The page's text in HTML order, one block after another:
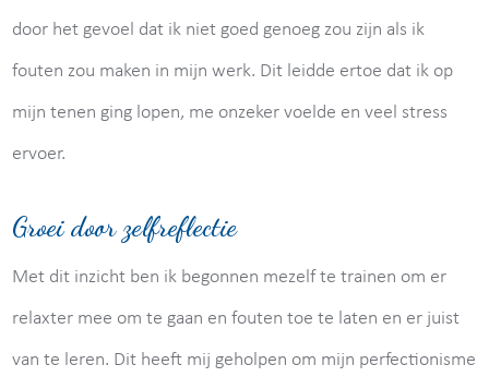
door het gevoel dat ik niet goed genoeg zou zijn als ik
fouten zou maken in mijn werk. Dit leidde ertoe dat ik op
mijn tenen ging lopen, me onzeker voelde en veel stress
ervoer.
Groei door zelfreflectie
Met dit inzicht ben ik begonnen mezelf te trainen om er
relaxter mee om te gaan en fouten toe te laten en er juist
van te leren. Dit heeft mij geholpen om mijn perfectionisme